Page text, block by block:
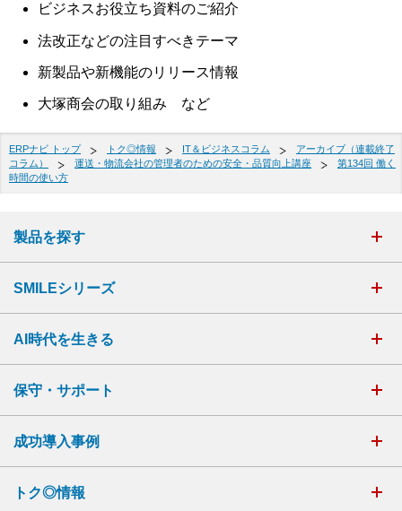
ビジネスお役立ち資料のご紹介
法改正などの注目すべきテーマ
新製品や新機能のリリース情報
大塚商会の取り組み など
ERPナビ トップ トク◎情報 IT＆ビジネスコラム
アーカイブ（連載終了
コラム）
運送・物流会社の管理者のための安全・品質向上講座
第134回 働く
時間の使い方
製品を探す
SMILEシリーズ
AI時代を生きる
保守・サポート
成功導入事例
トク◎情報